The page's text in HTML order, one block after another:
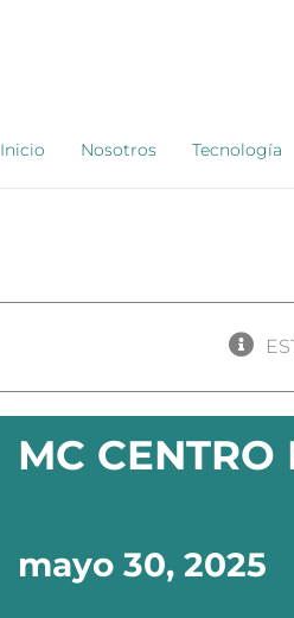
Inicio Nosotros Tecnología
MC CENTRO
mayo 30, 2025